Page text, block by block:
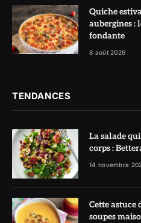
Quiche
aubergines :
fondante
8 août 2026
TENDANCES
La salade
corps :
l’honneur
14 novembre
Cette astuce
soupes